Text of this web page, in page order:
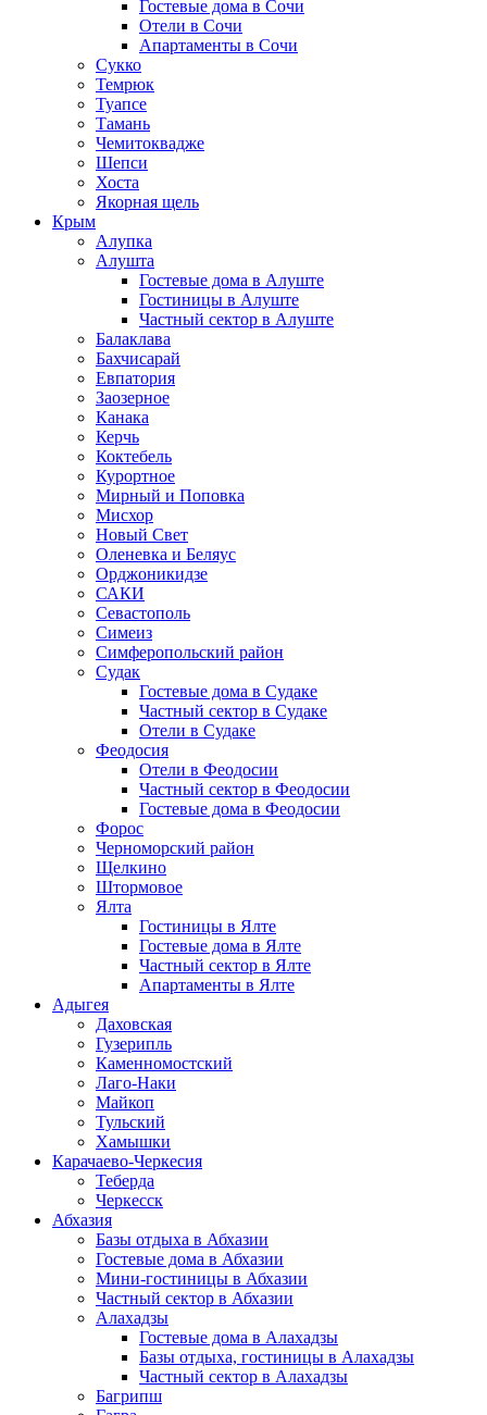
Гостевые дома в Сочи
Отели в Сочи
Апартаменты в Сочи
Сукко
Темрюк
Туапсе
Тамань
Чемитоквадже
Шепси
Хоста
Якорная щель
Крым
Алупка
Алушта
Гостевые дома в Алуште
Гостиницы в Алуште
Частный сектор в Алуште
Балаклава
Бахчисарай
Евпатория
Заозерное
Канака
Керчь
Коктебель
Курортное
Мирный и Поповка
Мисхор
Новый Свет
Оленевка и Беляус
Орджоникидзе
САКИ
Севастополь
Симеиз
Симферопольский район
Судак
Гостевые дома в Судаке
Частный сектор в Судаке
Отели в Судаке
Феодосия
Отели в Феодосии
Частный сектор в Феодосии
Гостевые дома в Феодосии
Форос
Черноморский район
Щелкино
Штормовое
Ялта
Гостиницы в Ялте
Гостевые дома в Ялте
Частный сектор в Ялте
Апартаменты в Ялте
Адыгея
Даховская
Гузерипль
Каменномостский
Лаго-Наки
Майкоп
Тульский
Хамышки
Карачаево-Черкесия
Теберда
Черкесск
Абхазия
Базы отдыха в Абхазии
Гостевые дома в Абхазии
Мини-гостиницы в Абхазии
Частный сектор в Абхазии
Алахадзы
Гостевые дома в Алахадзы
Базы отдыха, гостиницы в Алахадзы
Частный сектор в Алахадзы
Багрипш